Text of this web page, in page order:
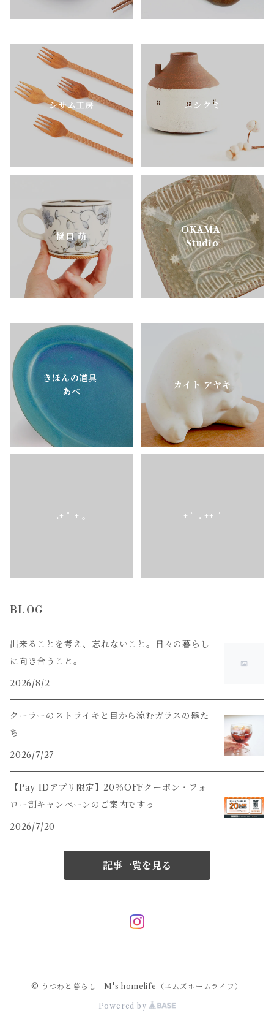
シサム工房 ニシクミ
樋口 萌
OKAMA
Studio
きほんの道具
あべ
カイト アヤキ
.+ ﾟ + ｡ + ﾟ . ++ ﾟ
BLOG
出来ることを考え、忘れないこと。日々の暮らし
に向き合うこと。
2026/8/2
クーラーのストライキと目から涼むガラスの器た
ち
2026/7/27
【Pay IDアプリ限定】20％OFFクーポン・フォ
ロー割キャンペーンのご案内ですっ
2026/7/20
記事一覧を見る
© うつわと暮らし｜M's homelife（エムズホームライフ）
Powered by